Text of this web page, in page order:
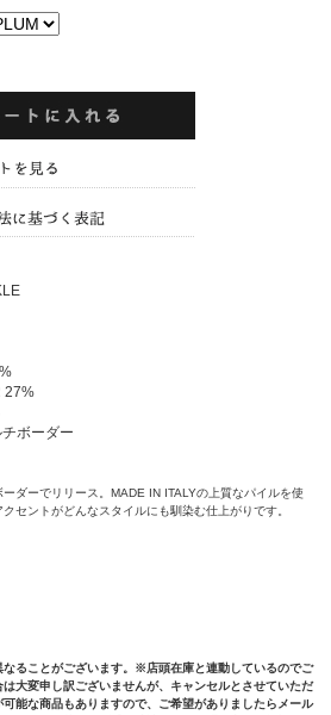
ーダー
ダーでリリース。MADE IN ITALYの上質なパイルを使
セントがどんなスタイルにも馴染む仕上がりです。
ることがございます。※店頭在庫と連動しているのでご
大変申し訳ございませんが、キャンセルとさせていただ
能な商品もありますので、ご希望がありましたらメール